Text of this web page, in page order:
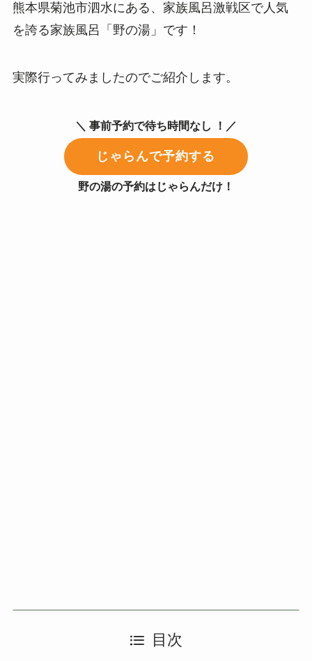
熊本県菊池市泗水にある、家族風呂激戦区で人気
を誇る家族風呂「野の湯」です！
実際行ってみましたのでご紹介します。
＼ 事前予約で待ち時間なし ！／
じゃらんで予約する
野の湯の予約はじゃらんだけ！
目次